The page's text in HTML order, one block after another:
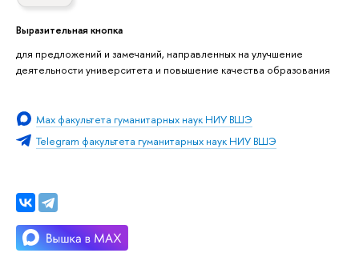
Выразительная кнопка
для предложений и замечаний, направленных на улучшение
деятельности университета и повышение качества образования
Мах факультета гуманитарных наук НИУ ВШЭ
Telegram факультета гуманитарных наук НИУ ВШЭ